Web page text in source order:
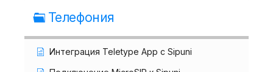
Телефония
Интеграция Teletype App с Sipuni